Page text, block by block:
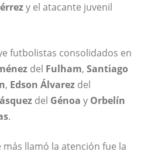
y el atacante juvenil
futbolistas consolidados en
del Fulham, Santiago
, Edson Álvarez del
del Génoa y Orbelín
.
llamó la atención fue la